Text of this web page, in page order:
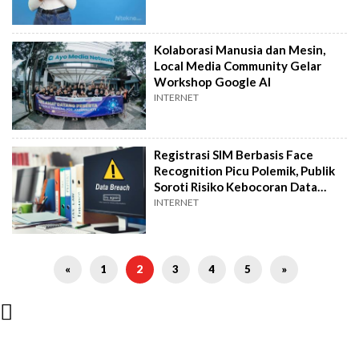
Kolaborasi Manusia dan Mesin,
Local Media Community Gelar
Workshop Google AI
INTERNET
Registrasi SIM Berbasis Face
Recognition Picu Polemik, Publik
Soroti Risiko Kebocoran Data
Pribadi
INTERNET
« 1 2 3 4 5 »
